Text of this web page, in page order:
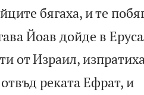
бягаха, и те
Йоав дойде в
от Израил,
реката Ефрат, и